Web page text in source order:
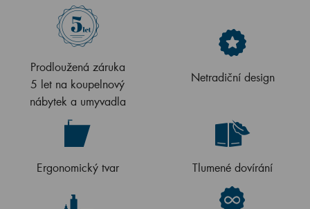
Prodloužená záruka
5 let na koupelnový
nábytek a umyvadla
Netradiční design
Ergonomický tvar Tlumené dovírání